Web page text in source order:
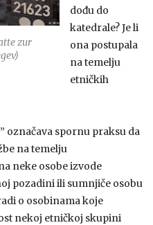
zur
dođu do
katedrale? Je li
ona postupala
na temelju
etničkih
označava spornu praksu da
na temelju
neke osobe izvode
pozadini ili sumnjiče osobu
o osobinama koje
nekoj etničkoj skupini